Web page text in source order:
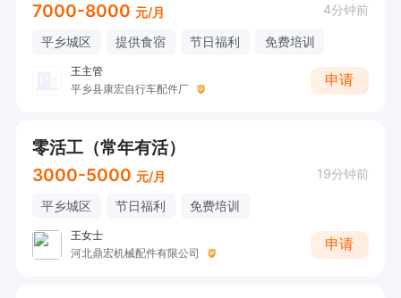
7000-8000 元/月 4分钟前
平乡城区 提供食宿 节日福利 免费培训
王主管
平乡县康宏自行车配件厂
申请
零活工（常年有活）
3000-5000 元/月 19分钟前
平乡城区 节日福利 免费培训
王女士
河北鼎宏机械配件有限公司
申请